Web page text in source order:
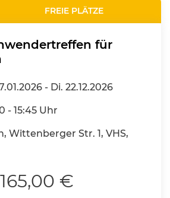
FREIE PLÄTZE
für
- Di. 22.12.2026
- 15:45 Uhr
Wittenberger Str. 1, VHS,
165,00 €